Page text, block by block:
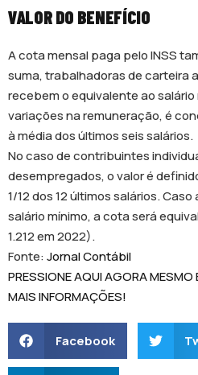
VALOR DO BENEFÍCIO
A cota mensal paga pelo INSS
suma, trabalhadoras de carteira
recebem o equivalente ao
variações na remuneração, é
à média dos últimos seis salários.
No caso de contribuintes
desempregados, o valor é
1/12 dos 12 últimos salários.
salário mínimo, a cota será
1.212 em 2022).
Fonte:Jornal Contábil
PRESSIONE AQUI AGORA
MAIS INFORMAÇÕES!
Facebook